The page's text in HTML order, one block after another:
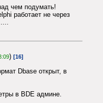
чем подумать!
работает не через
) [16]
Dbase открыт, в
в BDE админе.